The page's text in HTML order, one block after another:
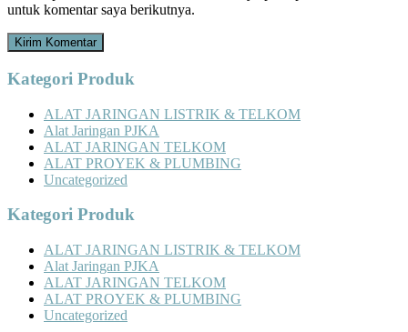
untuk komentar saya berikutnya.
Kategori Produk
ALAT JARINGAN LISTRIK & TELKOM
Alat Jaringan PJKA
ALAT JARINGAN TELKOM
ALAT PROYEK & PLUMBING
Uncategorized
Kategori Produk
ALAT JARINGAN LISTRIK & TELKOM
Alat Jaringan PJKA
ALAT JARINGAN TELKOM
ALAT PROYEK & PLUMBING
Uncategorized